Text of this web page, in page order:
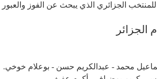
الجزائري الذي يبحث عن الفوز والعبور
الجزائر
محمد - عبدالكريم حسن - بوعلام خوخي.